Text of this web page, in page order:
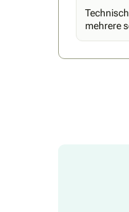
12
jeden Fall
mehrere